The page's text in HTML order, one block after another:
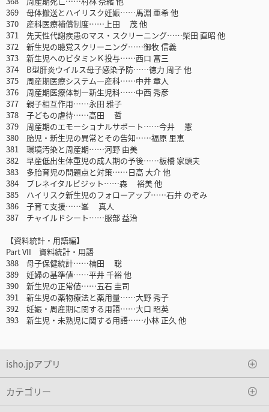
369 母体搬送とハイリスク妊娠……馬淵 亜希 他
370 産科医療補償制度……上田 茂 他
371 先天性代謝疾患のマス・スクリーニング……柴田 直昭 他
372 新生児の聴覚スクリーニング……御牧 信義
373 新生児へのビタミンＫ投与……西口 富三
374 B型肝炎ウイルス母子感染予防……徳力 周子 他
375 周産期医療システム―産科……中井 章人
376 周産期医療体制―新生児科……中西 秀彦
377 親子相互作用……永田 雅子
378 子どもの虐待……高田 哲
379 周産期のエモーショナルサポート……今井 憲
380 胎児・新生児の異常とその告知……福原 里恵
381 環境汚染と周産期……河野 由美
382 早産低出生体重児の成人期の予後……板橋 家頭夫
383 多胎育児の問題点と対策……日高 大介 他
384 プレネイタルビジット……森 裕美 他
385 ハイリスク新生児のフォローアップ……石井 のぞみ
386 子育て支援……峯 真人
387 チャイルドシート……服部 益治
【資料統計・用語編】
Part VII 資料統計・用語
388 母子保健統計……楠田 聡
389 妊婦の基準値……平井 千裕 他
390 新生児の正常値……五石 圭司
391 新生児の薬物療法と薬用量……大野 秀子
392 妊娠・周産期に関する用語……大口 昭英
393 新生児・未熟児に関する用語……小林 正久 他
isho.jpアプリ
カテゴリー